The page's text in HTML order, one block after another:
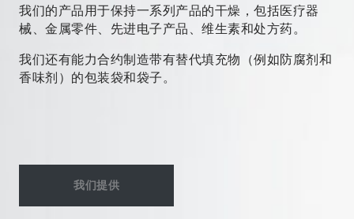
我们的产品用于保持一系列产品的干燥，包括医疗器
械、金属零件、先进电子产品、维生素和处方药。
我们还有能力合约制造带有替代填充物（例如防腐剂和
香味剂）的包装袋和袋子。
我们提供